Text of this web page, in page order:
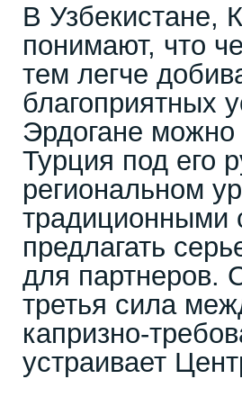
В Узбекистане,
понимают, что
тем легче
благоприятных
Эрдогане можно
Турция под его
региональном
традиционными
предлагать
для партнеров.
третья сила
капризно-
устраивает